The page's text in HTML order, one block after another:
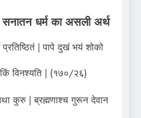
सनातन धर्म का असली अर्थ
| पापे दुखं भयं शोको
किं विनश्यति | (१७०/२६)
कुरु | ब्रह्मणाश्च गुरून देवान